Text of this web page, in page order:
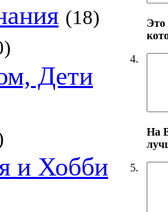
(18)
Дети
и Хобби
4.
Это
5.
На